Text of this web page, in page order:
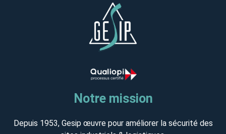
Notre mission
Depuis 1953, Gesip œuvre pour améliorer la sécurité des